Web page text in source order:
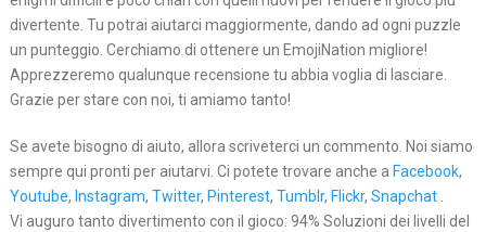
divertente. Tu potrai aiutarci maggiormente, dando ad ogni puzzle
un punteggio. Cerchiamo di ottenere un EmojiNation migliore!
Apprezzeremo qualunque recensione tu abbia voglia di lasciare.
Grazie per stare con noi, ti amiamo tanto!
Se avete bisogno di aiuto, allora scriveterci un commento. Noi siamo
sempre qui pronti per aiutarvi. Ci potete trovare anche a Facebook,
Youtube, Instagram, Twitter, Pinterest, Tumblr, Flickr, Snapchat.
Vi auguro tanto divertimento con il gioco: 94% Soluzioni dei livelli del